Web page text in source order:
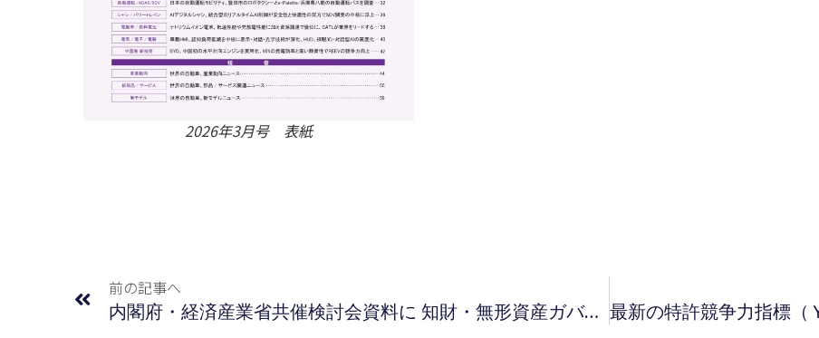
2026年3月号 表紙
前の記事へ
内閣府・経済産業省共催検討会資料に 知財・無形資産ガバナンスの好事例が掲載されました